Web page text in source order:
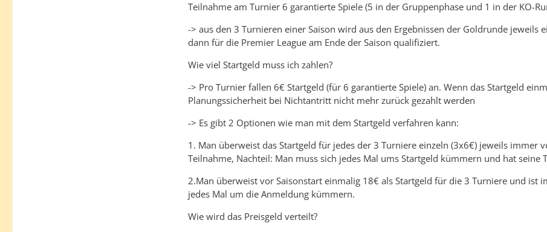
Teilnahme am Turnier 6 garantierte Spiele (5 in der Gruppenphase und 1 in der KO-
-> aus den 3 Turnieren einer Saison wird aus den Ergebnissen der Goldrunde jeweils
dann für die Premier League am Ende der Saison qualifiziert.
Wie viel Startgeld muss ich zahlen?
-> Pro Turnier fallen 6€ Startgeld (für 6 garantierte Spiele) an. Wenn das Startgeld
Planungssicherheit bei Nichtantritt nicht mehr zurück gezahlt werden
-> Es gibt 2 Optionen wie man mit dem Startgeld verfahren kann:
1. Man überweist das Startgeld für jedes der 3 Turniere einzeln (3x6€) jeweils
Teilnahme, Nachteil: Man muss sich jedes Mal ums Startgeld kümmern und hat seine
2.Man überweist vor Saisonstart einmalig 18€ als Startgeld für die 3 Turniere und ist
jedes Mal um die Anmeldung kümmern.
Wie wird das Preisgeld verteilt?